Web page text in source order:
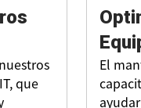
que
El